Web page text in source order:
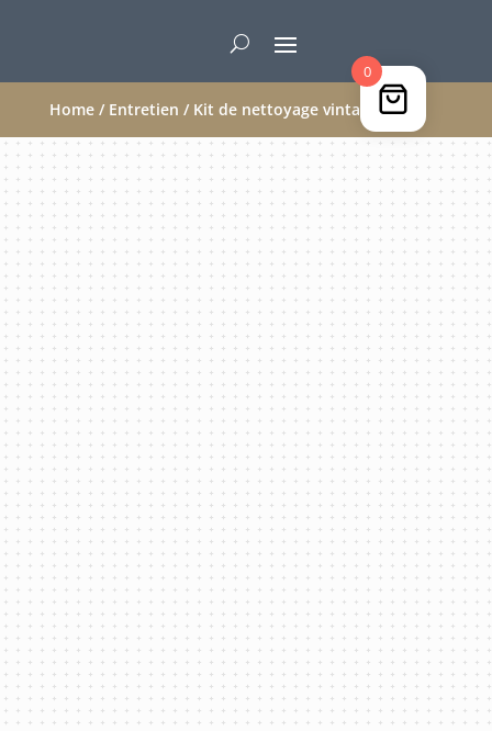
Home/ Entretien / Kit de nettoyage vintage 22lr
0